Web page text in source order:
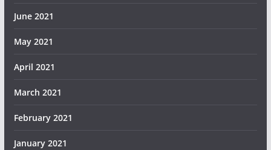
June 2021
May 2021
April 2021
March 2021
February 2021
January 2021